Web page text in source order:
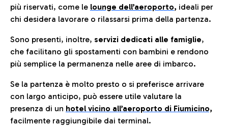
più riservati, come le lounge dell’aeroporto, ideali per
chi desidera lavorare o rilassarsi prima della partenza.
Sono presenti, inoltre, servizi dedicati alle famiglie,
che facilitano gli spostamenti con bambini e rendono
più semplice la permanenza nelle aree di imbarco.
Se la partenza è molto presto o si preferisce arrivare
con largo anticipo, può essere utile valutare la
presenza di un hotel vicino all’aeroporto di Fiumicino,
facilmente raggiungibile dai terminal.